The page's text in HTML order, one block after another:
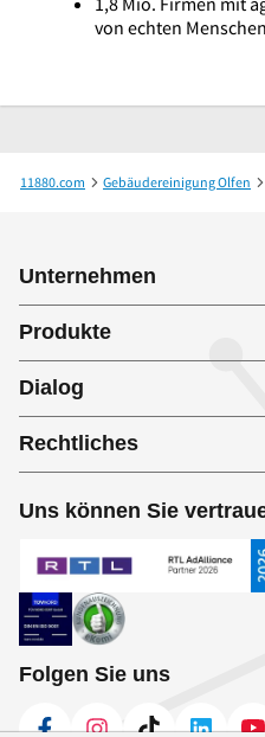
von echten Menschen
11880.com Gebäudereinigung Olfen
Unternehmen
Produkte
Dialog
Rechtliches
Uns können Sie
Folgen Sie uns